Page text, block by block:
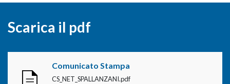
Scarica il pdf
Comunicato Stampa
CS_NET_SPALLANZANI.pdf